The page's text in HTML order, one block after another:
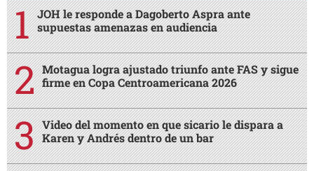
JOH le responde a Dagoberto Aspra ante
supuestas amenazas en audiencia
Motagua logra ajustado triunfo ante FAS y sigue
firme en Copa Centroamericana 2026
Video del momento en que sicario le dispara a
Karen y Andrés dentro de un bar